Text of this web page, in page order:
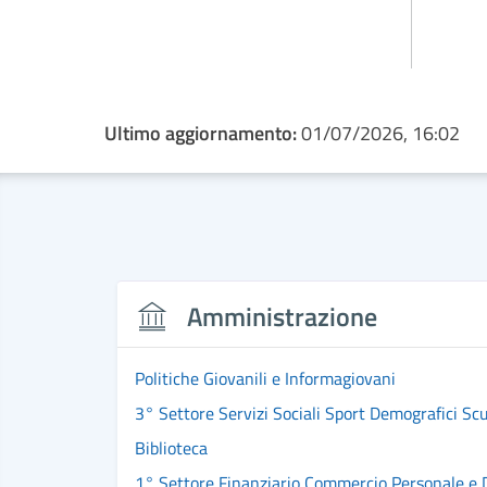
Ultimo aggiornamento:01/07/2026, 16:02
Amministrazione
Politiche Giovanili e Informagiovani
3° Settore Servizi Sociali Sport Demografici
Biblioteca